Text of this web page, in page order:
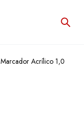
Marcador Acrílico 1,0